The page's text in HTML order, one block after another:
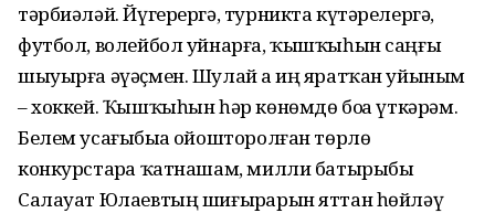
тәрбиәләй. Йүгерергә, турникта күтәрелергә,
футбол, волейбол уйнарға, ҡышҡыһын саңғы
шыуырға әүәҫмен. Шулай ҙа иң яратҡан уйыным
– хоккей. Ҡышҡыһын һәр көнөмдө боҙҙа үткәрәм.
Белем усағыбыҙҙа ойошторолған төрлө
конкурстарҙа ҡатнашам, милли батырыбыҙ
Салауат Юлаевтың ши­ғыр­ҙарын яттан һөйләү